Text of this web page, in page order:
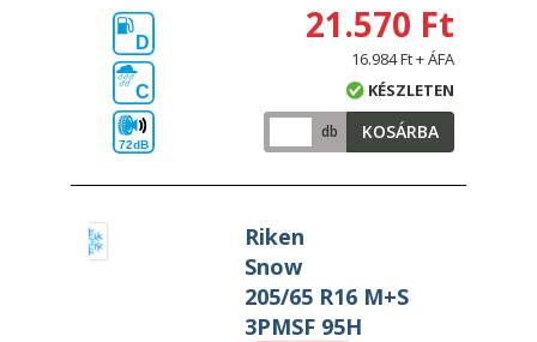
D
C
72dB
21.570 Ft
16.984 Ft + ÁFA
KÉSZLETEN
db KOSÁRBA
Riken
Snow
205/65 R16 M+S
3PMSF 95H